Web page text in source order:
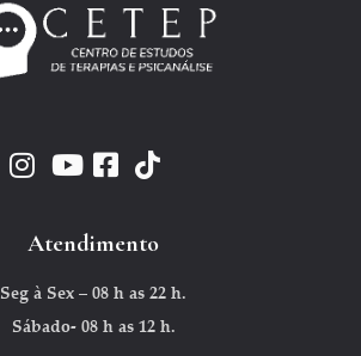
Atendimento
Seg à Sex – 08 h as 22 h.
Sábado- 08 h as 12 h.